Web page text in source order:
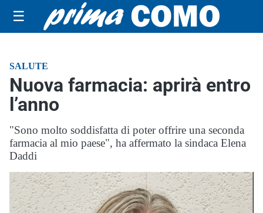
☰
SALUTE
Nuova farmacia: aprirà entro
l’anno
"Sono molto soddisfatta di poter offrire una seconda
farmacia al mio paese", ha affermato la sindaca Elena
Daddi